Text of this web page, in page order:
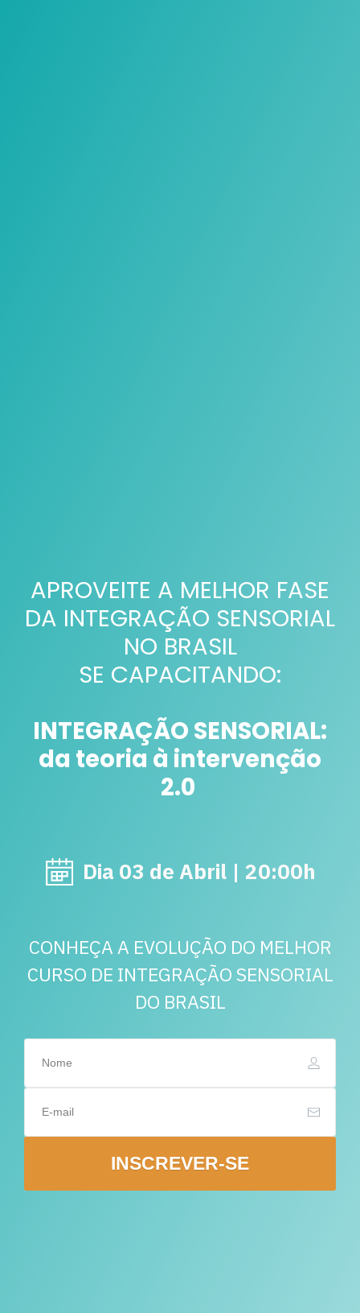
APROVEITE A MELHOR FASE
DA INTEGRAÇÃO SENSORIAL
NO BRASIL
SE CAPACITANDO:
INTEGRAÇÃO SENSORIAL:
da teoria à intervenção
2.0
Dia 03 de Abril | 20:00h
CONHEÇA A EVOLUÇÃO DO MELHOR
CURSO DE INTEGRAÇÃO SENSORIAL
DO BRASIL
INSCREVER-SE